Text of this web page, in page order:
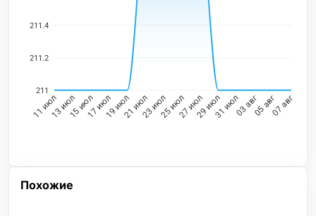
211.4
211.2
211
11 июл13 июл15 июл17 июл19 июл21 июл23 июл25 июл27 июл29 июл31 июл03 авг05 авг07 авг
Похожие